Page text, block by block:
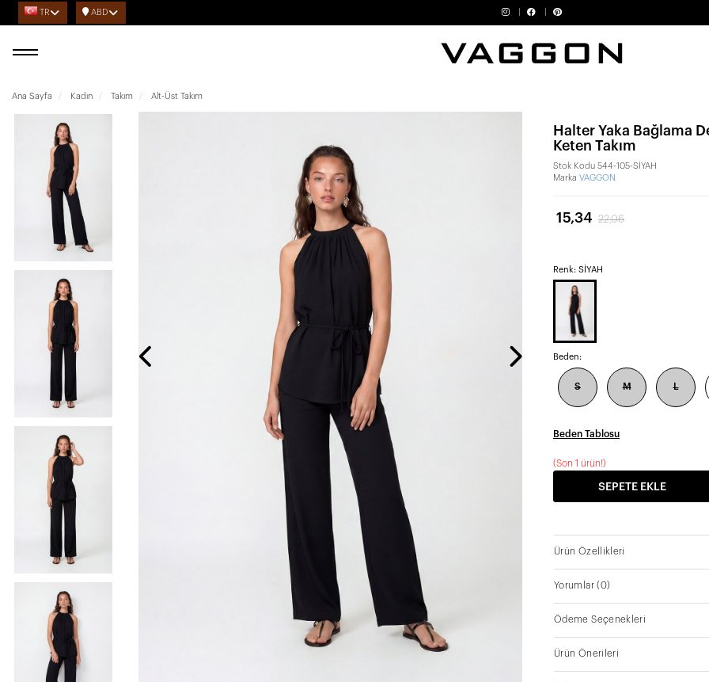
TR ABD
Ana Sayfa Kadın Takım Alt-Üst Takım
Halter Yaka Bağlama
Keten Takım
Stok Kodu 544-105-SİYAH
Marka VAGGON
15,34 22,06
Renk: SİYAH
Beden:
S M L
Beden Tablosu
(Son 1 ürün!)
SEPETE EKLE
Ürün Özellikleri
Yorumlar(0)
Ödeme Seçenekleri
Ürün Önerileri